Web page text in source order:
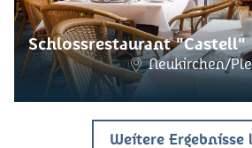
Schlossrestaurant "Castell"
Neukirchen/
Weitere Ergebnisse